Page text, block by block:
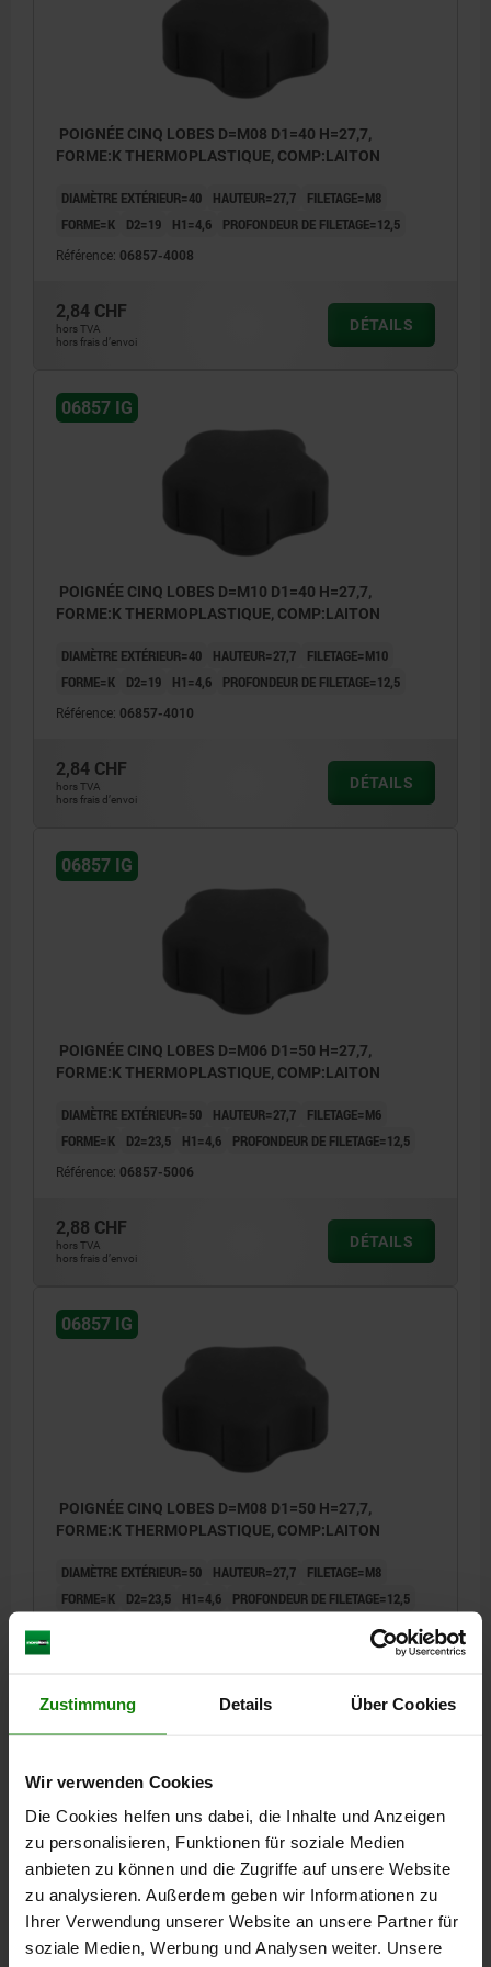
Zustimmung Details Über Cookies
Wir verwenden Cookies
Die Cookies helfen uns dabei, die Inhalte und Anzeigen
zu personalisieren, Funktionen für soziale Medien
anbieten zu können und die Zugriffe auf unsere Website
zu analysieren. Außerdem geben wir Informationen zu
Ihrer Verwendung unserer Website an unsere Partner für
soziale Medien, Werbung und Analysen weiter. Unsere
POIGNÉE CINQ LOBES D=M08 D1=40 H=27,7,
FORME:K THERMOPLASTIQUE, COMP:LAITON
DIAMÈTRE EXTÉRIEUR=40 HAUTEUR=27,7
FILETAGE=M8
FORME=K
D2=19 H1=4,6 PROFONDEUR DE FILETAGE=12,5
Référence: 06857-4008
2,84 CHF
hors TVA
hors frais d’envoi
DÉTAILS
06857 IG
POIGNÉE CINQ LOBES D=M10 D1=40 H=27,7,
FORME:K THERMOPLASTIQUE, COMP:LAITON
DIAMÈTRE EXTÉRIEUR=40 HAUTEUR=27,7
FILETAGE=M10
FORME=K
D2=19 H1=4,6 PROFONDEUR DE FILETAGE=12,5
Référence: 06857-4010
2,84 CHF
hors TVA
hors frais d’envoi
DÉTAILS
06857 IG
POIGNÉE CINQ LOBES D=M06 D1=50 H=27,7,
FORME:K THERMOPLASTIQUE, COMP:LAITON
DIAMÈTRE EXTÉRIEUR=50 HAUTEUR=27,7
FILETAGE=M6
FORME=K
D2=23,5 H1=4,6 PROFONDEUR DE FILETAGE=12,5
Référence: 06857-5006
2,88 CHF
hors TVA
hors frais d’envoi
DÉTAILS
06857 IG
POIGNÉE CINQ LOBES D=M08 D1=50 H=27,7,
FORME:K THERMOPLASTIQUE, COMP:LAITON
DIAMÈTRE EXTÉRIEUR=50 HAUTEUR=27,7
FILETAGE=M8
FORME=K
D2=23,5 H1=4,6 PROFONDEUR DE FILETAGE=12,5
hors TVA
hors frais d’envoi
DÉTAILS
06857 IG